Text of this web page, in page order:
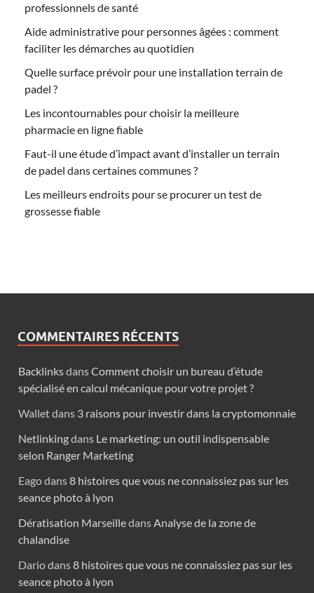
professionnels de santé
Aide administrative pour personnes âgées : comment
faciliter les démarches au quotidien
Quelle surface prévoir pour une installation terrain de
padel ?
Les incontournables pour choisir la meilleure
pharmacie en ligne fiable
Faut-il une étude d’impact avant d’installer un terrain
de padel dans certaines communes ?
Les meilleurs endroits pour se procurer un test de
grossesse fiable
COMMENTAIRES RÉCENTS
BacklinksdansComment choisir un bureau d’étude
spécialisé en calcul mécanique pour votre projet ?
Walletdans 3 raisons pour investir dans la cryptomonnaie
Netlinkingdans Le marketing: un outil indispensable
selon Ranger Marketing
Eagodans8 histoires que vous ne connaissiez pas sur les
seance photo à lyon
Dératisation MarseilledansAnalyse de la zone de
chalandise
Dariodans8 histoires que vous ne connaissiez pas sur les
seance photo à lyon